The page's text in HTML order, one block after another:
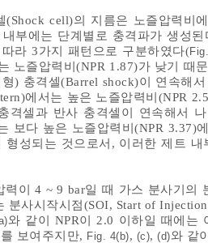
(Shock cell)의 지름은 노즐압력비
부에는 단계별로 충격파가 생성
라 3가지 패턴으로 구분하였다(
노즐압력비(NPR 1.87)가 낮기 때
) 충격셀(Barrel shock)이 연속해
에서는 높은 노즐압력비(NPR
격셀과 반사 충격셀이 연속해서
보다 높은 노즐압력비(NPR
형성되는 것으로서, 이러한 제트
력이 4 ~ 9 bar일 때 가스 분사기의
분사시작시점(SOI, Start of
와 같이 NPR이 2.0 이하일 때에는
보여주지만, Fig. 4(b), (c),(d)와 같